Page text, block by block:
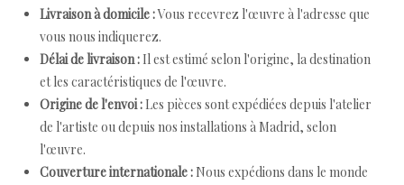
Livraison à domicile :Vous recevrez l'œuvre à l'adresse que
vous nous indiquerez.
Délai de livraison : Il est estimé selon l'origine, la destination
et les caractéristiques de l'œuvre.
Origine de l'envoi : Les pièces sont expédiées depuis l'atelier
de l'artiste ou depuis nos installations à Madrid, selon
l'œuvre.
Couverture internationale : Nous expédions dans le monde